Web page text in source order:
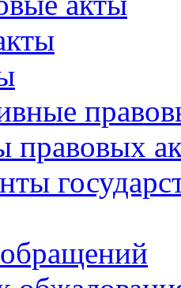
правовых